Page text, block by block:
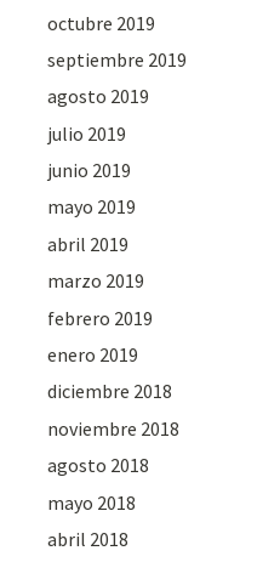
octubre 2019
septiembre 2019
agosto 2019
julio 2019
junio 2019
mayo 2019
abril 2019
marzo 2019
febrero 2019
enero 2019
diciembre 2018
noviembre 2018
agosto 2018
mayo 2018
abril 2018